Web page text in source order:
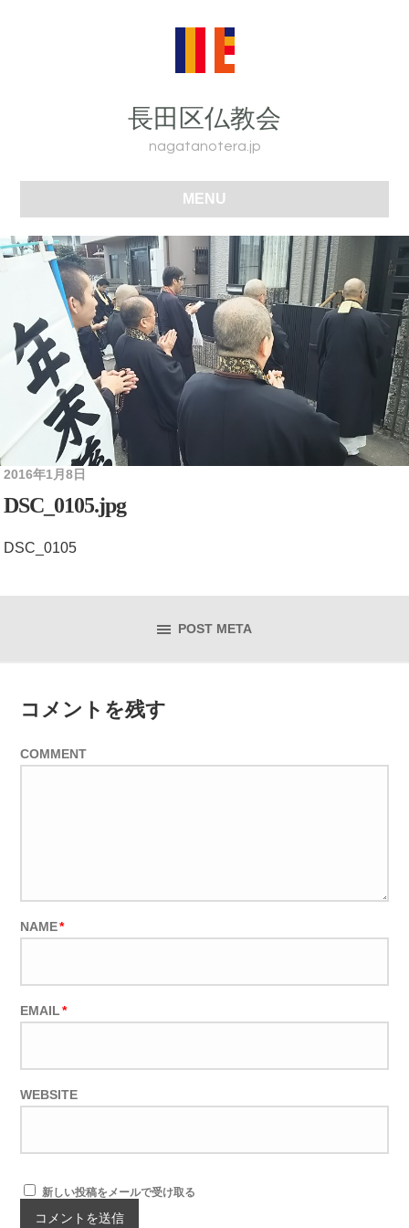
長田区仏教会
nagatanotera.jp
MENU
2016年1月8日
DSC_0105.jpg
DSC_0105
POST META
コメントを残す
COMMENT
NAME*
EMAIL *
WEBSITE
新しい投稿をメールで受け取る